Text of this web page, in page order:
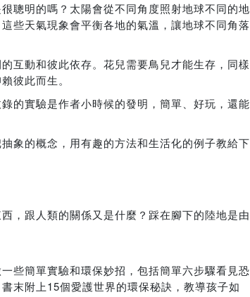
聰明的嗎？太陽會從不同角度照射地球不同的地
些天氣現象會平衡各地的氣溫，讓地球不同角落
互動和彼此依存。花兒需要鳥兒才能生存，同樣
彼此而生。
的實驗是作者小時候的發明，簡單、好玩，還能
象的概念，用有趣的方法和生活化的例子教給下
，跟人類的關係又是什麼？踩在腳下的陸地是由
些簡單實驗和環保妙招，包括簡單六步驟看見恐
末附上15個愛護世界的環保秘訣，教導孩子如